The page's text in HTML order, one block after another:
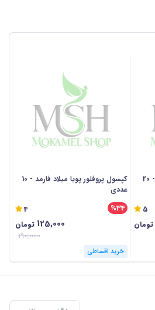
ساشه کیدی فلورا پارسی لاکت - 20
5
تومان
کپسول پروفلور پویا میلاد فارمد - 10
عددی
4 %34
125,000 تومان
190,000
خرید اقساطی